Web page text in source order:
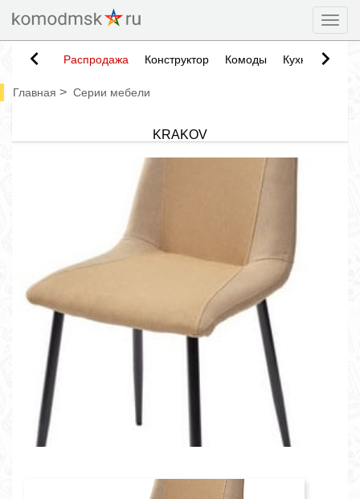
Распродажа Конструктор Комоды Кухни
Главная > Серии мебели
KRAKOV